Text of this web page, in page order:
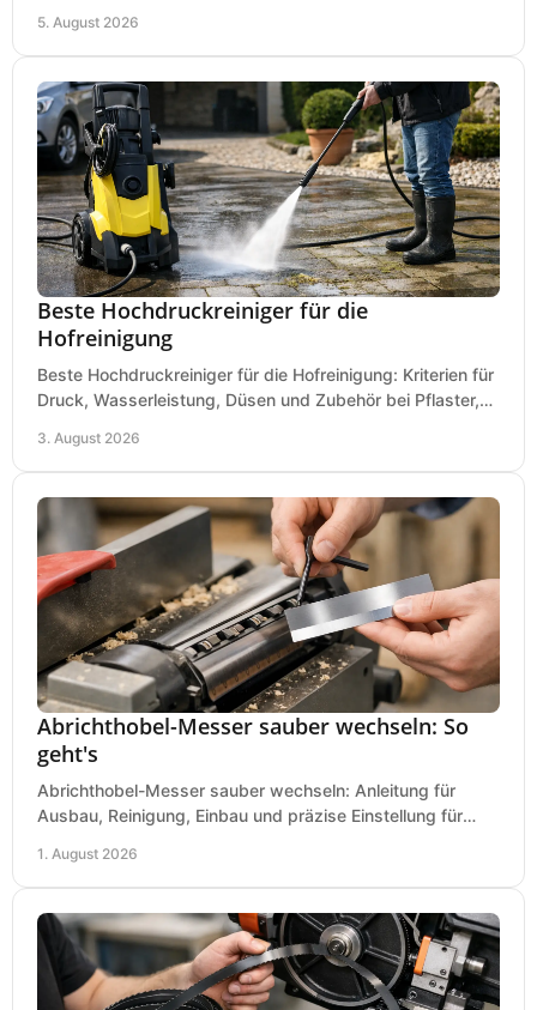
5. August 2026
Beste Hochdruckreiniger für die
Hofreinigung
Beste Hochdruckreiniger für die Hofreinigung: Kriterien für
Druck, Wasserleistung, Düsen und Zubehör bei Pflaster,
3. August 2026
Abrichthobel-Messer sauber wechseln: So
geht's
Abrichthobel-Messer sauber wechseln: Anleitung für
Ausbau, Reinigung, Einbau und präzise Einstellung für
1. August 2026